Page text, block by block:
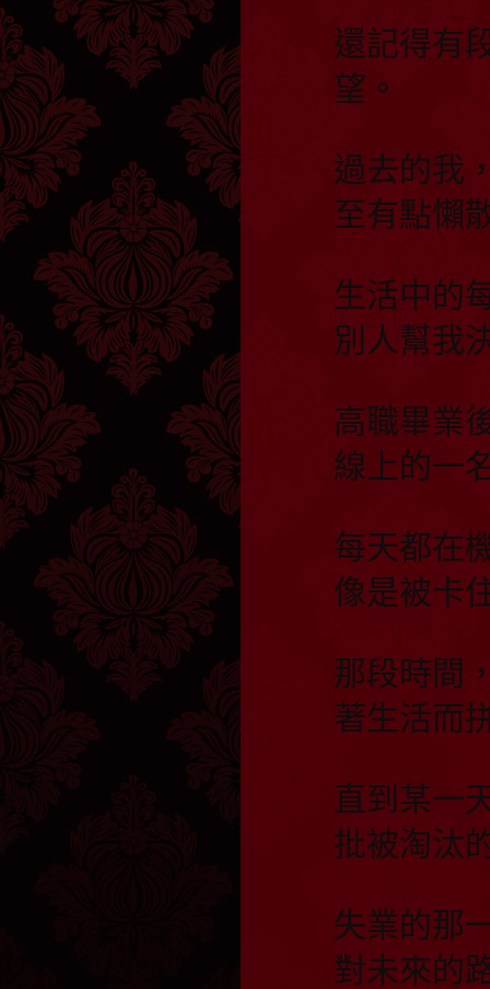
還記得有
望。
過去的我
至有點懶
生活中的
別人幫我
高職畢業
線上的一
每天都在
像是被卡
那段時間
著生活而
直到某一
批被淘汰
失業的那
對未來的